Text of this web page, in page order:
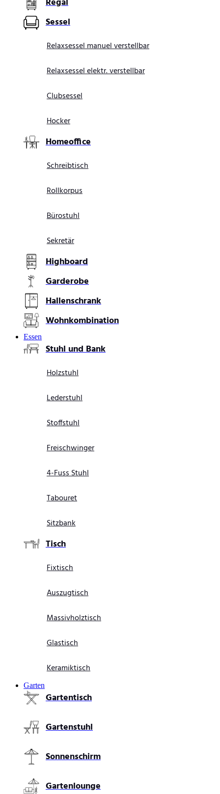
Sessel
Relaxsessel manuel verstellbar
Relaxsessel elektr. verstellbar
Clubsessel
Hocker
Homeoffice
Schreibtisch
Rollkorpus
Bürostuhl
Sekretär
Highboard
Garderobe
Hallenschrank
Wohnkombination
Essen
Stuhl und Bank
Holzstuhl
Lederstuhl
Stoffstuhl
Freischwinger
4-Fuss Stuhl
Tabouret
Sitzbank
Tisch
Fixtisch
Auszugtisch
Massivholztisch
Glastisch
Keramiktisch
Garten
Gartentisch
Gartenstuhl
Sonnenschirm
Gartenlounge